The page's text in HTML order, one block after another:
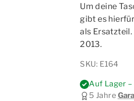
Um deine
gibt es
als
2013.
SKU: E164
Auf Lager
5 Jahre